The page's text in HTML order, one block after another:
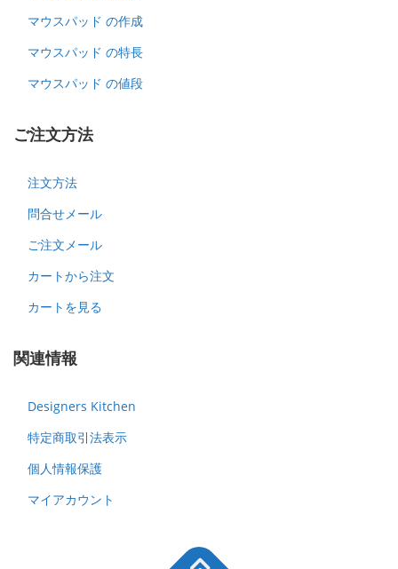
マウスパッド の作成
マウスパッド の特長
マウスパッド の値段
ご注文方法
注文方法
問合せメール
ご注文メール
カートから注文
カートを見る
関連情報
Designers Kitchen
特定商取引法表示
個人情報保護
マイアカウント